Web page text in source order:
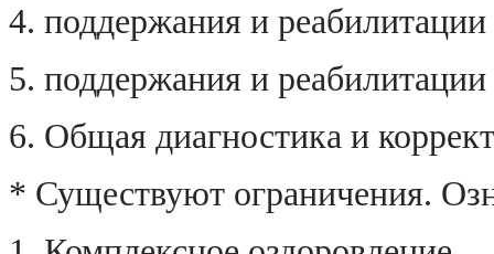
4. поддержания и реабилитации
5. поддержания и
6. Общая диагностика и
* Существуют ограничения.